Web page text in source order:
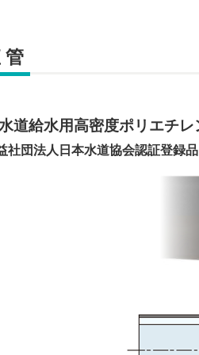
管
道給水用高密度ポリエチレ
社団法人日本水道協会認証登録品